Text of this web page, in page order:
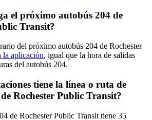
el próximo autobús 204 de
Transit?
del próximo autobús 204 de Rochester
la aplicación, igual que la hora de salidas
del autobús 204.
tiene la línea o ruta de
Rochester Public Transit?
de Rochester Public Transit tiene 35